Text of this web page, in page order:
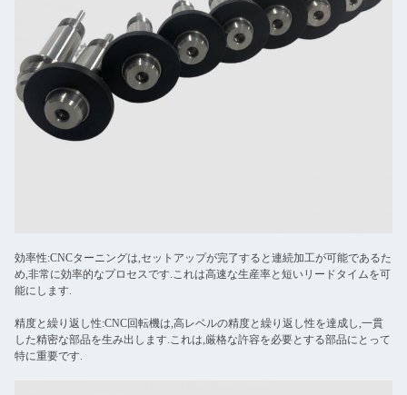
効率性:CNCターニングは,セットアップが完了すると連続加工が可能であるた
め,非常に効率的なプロセスです.これは高速な生産率と短いリードタイムを可
能にします.
精度と繰り返し性:CNC回転機は,高レベルの精度と繰り返し性を達成し,一貫
した精密な部品を生み出します.これは,厳格な許容を必要とする部品にとって
特に重要です.